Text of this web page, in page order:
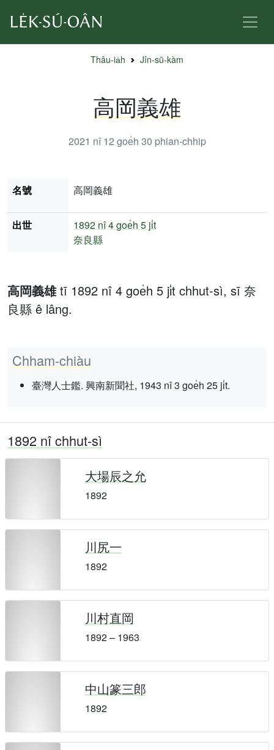
Thâu-ia̍h Jîn-sū-kàm
高岡義雄
2021 nî 12 goe̍h 30 phian-chhip
高岡義雄tī 1892 nî 4 goe̍h 5 ji̍t chhut-sì, sī 奈
良縣 ê lâng.
Chham-chiàu
臺灣人士鑑. 興南新聞社, 1943 nî 3 goe̍h 25 ji̍t.
名號 高岡義雄
出世 1892 nî4 goe̍h 5 ji̍t
奈良縣
1892 nî chhut-sì
大場辰之允
1892
川尻一
1892
川村直岡
1892 – 1963
中山篆三郎
1892